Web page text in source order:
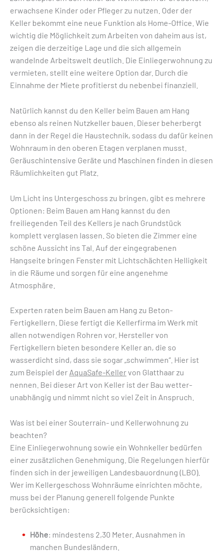
erwachsene Kinder oder Pfleger zu nutzen. Oder der
Keller bekommt eine neue Funktion als Home-Office. Wie
wichtig die Möglichkeit zum Arbeiten von daheim aus ist,
zeigen die derzeitige Lage und die sich allgemein
wandelnde Arbeitswelt deutlich. Die Einliegerwohnung zu
vermieten, stellt eine weitere Option dar. Durch die
Einnahme der Miete profitierst du nebenbei finanziell.
Natürlich kannst du den Keller beim Bauen am Hang
ebenso als reinen Nutzkeller bauen. Dieser beherbergt
dann in der Regel die Haustechnik, sodass du dafür keinen
Wohnraum in den oberen Etagen verplanen musst.
Geräuschintensive Geräte und Maschinen finden in diesen
Räumlichkeiten gut Platz.
Um Licht ins Untergeschoss zu bringen, gibt es mehrere
Optionen: Beim Bauen am Hang kannst du den
freiliegenden Teil des Kellers je nach Grundstück
komplett verglasen lassen. So bieten die Zimmer eine
schöne Aussicht ins Tal. Auf der eingegrabenen
Hangseite bringen Fenster mit Lichtschächten Helligkeit
in die Räume und sorgen für eine angenehme
Atmosphäre.
Experten raten beim Bauen am Hang zu Beton-
Fertigkellern. Diese fertigt die Kellerfirma im Werk mit
allen notwendigen Rohren vor. Hersteller von
Fertigkellern bieten besondere Keller an, die so
wasserdicht sind, dass sie sogar „schwimmen“. Hier ist
zum Beispiel der AquaSafe-Kellervon Glatthaar zu
nennen. Bei dieser Art von Keller ist der Bau wetter-
unabhängig und nimmt nicht so viel Zeit in Anspruch.
Was ist bei einer Souterrain- und Kellerwohnung zu
beachten?
Eine Einliegerwohnung sowie ein Wohnkeller bedürfen
einer zusätzlichen Genehmigung. Die Regelungen hierfür
finden sich in der jeweiligen Landesbauordnung (LBO).
Wer im Kellergeschoss Wohnräume einrichten möchte,
muss bei der Planung generell folgende Punkte
berücksichtigen:
Höhe: mindestens 2,30 Meter. Ausnahmen in
manchen Bundesländern.